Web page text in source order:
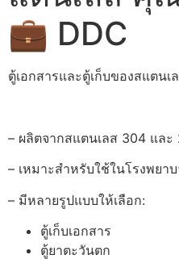
💼 DDC
ตู้เอกสารและตู้เก็บของสแตน
– ผลิตจากสแตนเลส 304 และ
– เหมาะสำหรับใช้ในโรงพย
– มีหลายรูปแบบให้เลือก:
ตู้เก็บเอกสาร
ตู้ยาตะวันตก